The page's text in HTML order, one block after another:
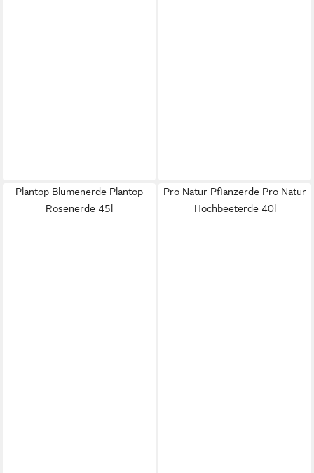
Plantop Blumenerde Plantop
Rosenerde 45l
Pro Natur Pflanzerde Pro Natur
Hochbeeterde 40l